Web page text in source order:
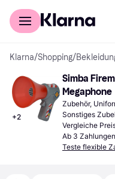
Für Shopper
Klarna/Shopping/
+2
Simba
Megaphone
Zubehör,
Sonstiges
Vergleiche
Ab 3
Teste flexible